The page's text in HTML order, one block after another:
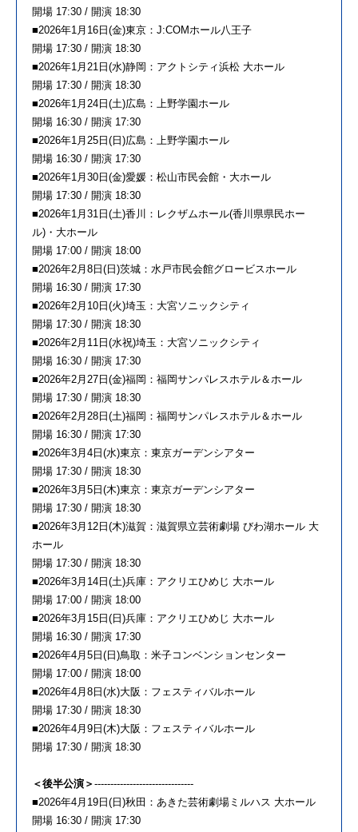
開場 17:30 / 開演 18:30
■2026年1月16日(金)東京：J:COMホール八王子
開場 17:30 / 開演 18:30
■2026年1月21日(水)静岡：アクトシティ浜松 大ホール
開場 17:30 / 開演 18:30
■2026年1月24日(土)広島：上野学園ホール
開場 16:30 / 開演 17:30
■2026年1月25日(日)広島：上野学園ホール
開場 16:30 / 開演 17:30
■2026年1月30日(金)愛媛：松山市民会館・大ホール
開場 17:30 / 開演 18:30
■2026年1月31日(土)香川：レクザムホール(香川県県民ホー
ル)・大ホール
開場 17:00 / 開演 18:00
■2026年2月8日(日)茨城：水戸市民会館グロービスホール
開場 16:30 / 開演 17:30
■2026年2月10日(火)埼玉：大宮ソニックシティ
開場 17:30 / 開演 18:30
■2026年2月11日(水祝)埼玉：大宮ソニックシティ
開場 16:30 / 開演 17:30
■2026年2月27日(金)福岡：福岡サンパレスホテル＆ホール
開場 17:30 / 開演 18:30
■2026年2月28日(土)福岡：福岡サンパレスホテル＆ホール
開場 16:30 / 開演 17:30
■2026年3月4日(水)東京：東京ガーデンシアター
開場 17:30 / 開演 18:30
■2026年3月5日(木)東京：東京ガーデンシアター
開場 17:30 / 開演 18:30
■2026年3月12日(木)滋賀：滋賀県立芸術劇場 びわ湖ホール 大
ホール
開場 17:30 / 開演 18:30
■2026年3月14日(土)兵庫：アクリエひめじ 大ホール
開場 17:00 / 開演 18:00
■2026年3月15日(日)兵庫：アクリエひめじ 大ホール
開場 16:30 / 開演 17:30
■2026年4月5日(日)鳥取：米子コンベンションセンター
開場 17:00 / 開演 18:00
■2026年4月8日(水)大阪：フェスティバルホール
開場 17:30 / 開演 18:30
■2026年4月9日(木)大阪：フェスティバルホール
開場 17:30 / 開演 18:30
＜後半公演＞ -------------------------------
■2026年4月19日(日)秋田：あきた芸術劇場ミルハス 大ホール
開場 16:30 / 開演 17:30